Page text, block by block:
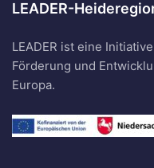
LEADER-
LEADER ist eine
Förderung und
Europa.